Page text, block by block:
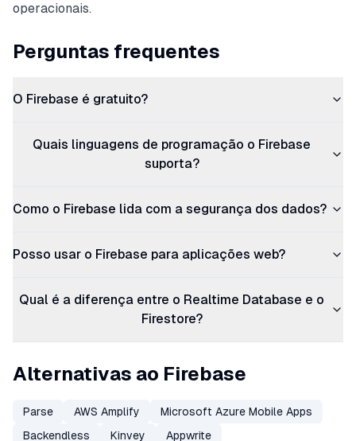
operacionais.
Perguntas frequentes
O Firebase é gratuito?
Quais linguagens de programação o Firebase
suporta?
Como o Firebase lida com a segurança dos dados?
Posso usar o Firebase para aplicações web?
Qual é a diferença entre o Realtime Database e o
Firestore?
Alternativas ao Firebase
Parse AWS Amplify
Microsoft Azure Mobile Apps
Backendless
Kinvey Appwrite